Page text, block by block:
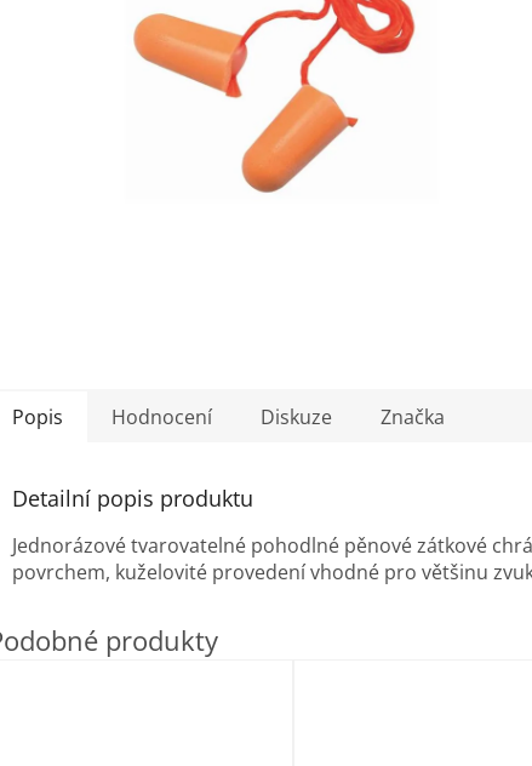
Popis Hodnocení Diskuze Značka
Detailní popis produktu
Jednorázové tvarovatelné pohodlné pěnové zátkové
povrchem, kuželovité provedení vhodné pro většinu